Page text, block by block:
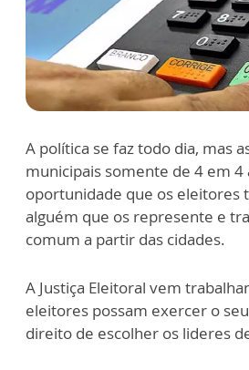
A política se faz todo dia, mas
municipais somente de 4 em 4
oportunidade que os eleitores
alguém que os represente e
comum a partir das cidades.
A Justiça Eleitoral vem
eleitores possam exercer o
direito de escolher os lideres